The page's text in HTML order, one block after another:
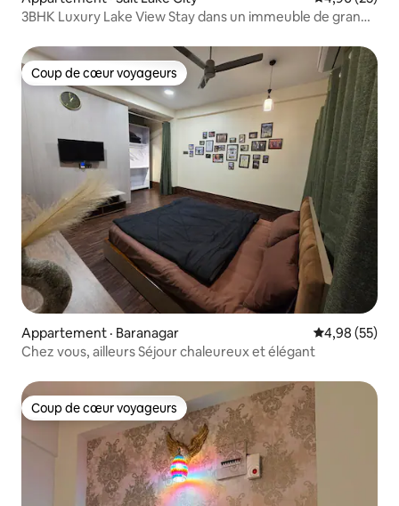
3BHK Luxury Lake View Stay dans un immeuble de grande
Coup de cœur voyageurs
Coup de cœur voyageurs
Appartement · Baranagar Note
4,98 (55)
Chez vous, ailleurs Séjour chaleureux et élégant
Coup de cœur voyageurs
Coup de cœur voyageurs